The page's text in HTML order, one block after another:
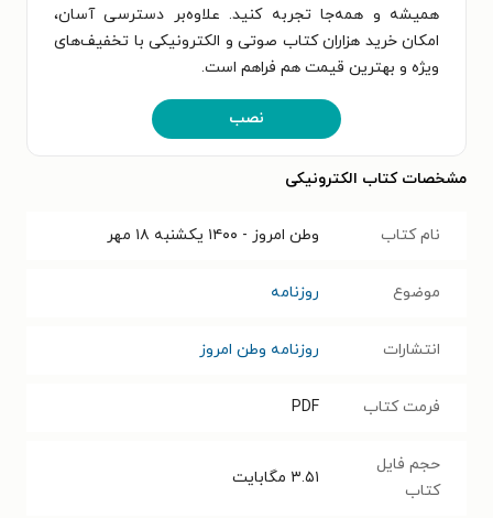
همیشه و همه‌جا تجربه کنید. علاوه‌بر دسترسی آسان،
امکان خرید هزاران کتاب صوتی و الکترونیکی با تخفیف‌های
ویژه و بهترین قیمت هم فراهم است.
نصب
مشخصات کتاب الکترونیکی
نام کتاب وطن امروز - ۱۴۰۰ يکشنبه ۱۸ مهر
موضوع روزنامه
انتشارات روزنامه وطن امروز
فرمت کتاب PDF
حجم فایل
کتاب
۳.۵۱ مگابایت